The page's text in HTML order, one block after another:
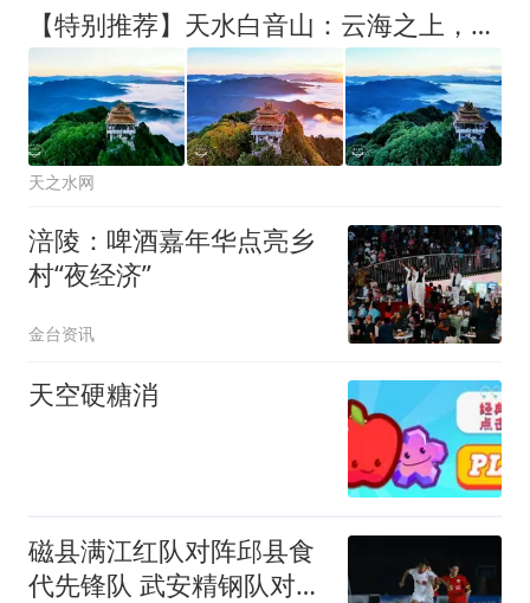
【特别推荐】天水白音山：云海之上，落日如金
天之水网
涪陵：啤酒嘉年华点亮乡
村“夜经济”
金台资讯
天空硬糖消
磁县满江红队对阵邱县食
代先锋队 武安精钢队对阵